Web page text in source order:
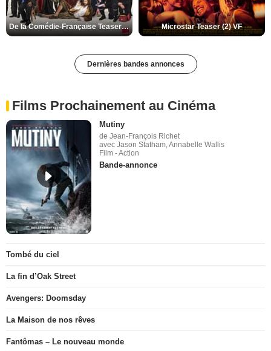
De la Comédie-Française Teaser (3) VF Microstar Teaser (2) VF
Dernières bandes annonces
Films Prochainement au Cinéma
Mutiny
de Jean-François Richet
avec Jason Statham, Annabelle Wallis
Film - Action
Bande-annonce
Tombé du ciel
La fin d’Oak Street
Avengers: Doomsday
La Maison de nos rêves
Fantômas – Le nouveau monde